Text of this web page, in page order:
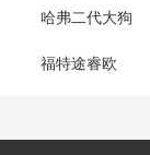
哈弗二代大狗
福特途睿欧